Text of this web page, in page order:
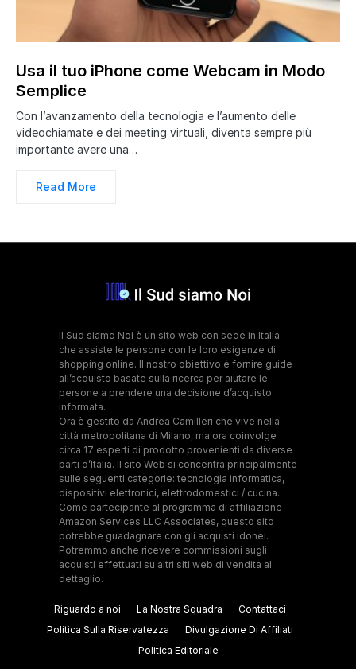
Usa il tuo iPhone come Webcam in Modo
Semplice
Con l’avanzamento della tecnologia e l’aumento delle
videochiamate e dei meeting virtuali, diventa sempre più
importante avere una…
Read More
Il Sud siamo Noi è un sito web con sede in Italia
che assiste le persone con le loro esigenze di
shopping online. Il nostro obiettivo è fornire guide
all’acquisto basate sulla ricerca per aiutare le
persone a prendere una decisione d’acquisto
informata.
Ora è gestito da Andrea Camilleri che vive nella
città metropolitana di Milano, ma ora coinvolge
circa 17 esperti di prodotto provenienti da diverse
parti d’Italia. Il sito Web si concentra principalmente
sulle seguenti categorie: tecnologia informatica,
dispositivi elettronici, elettrodomestici / cucina.
Come partecipante al programma di affiliazione
Amazon Services LLC Associates, questo sito
potrebbe guadagnare con gli acquisti idonei.
Potremmo anche ricevere commissioni sugli
acquisti effettuati su altri siti web di vendita al
dettaglio.
Riguardo a noi La Nostra Squadra
Contattaci
Politica Sulla Riservatezza
Divulgazione Di Affiliati
Politica Editoriale